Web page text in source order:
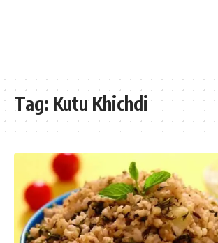
Tag: Kutu Khichdi